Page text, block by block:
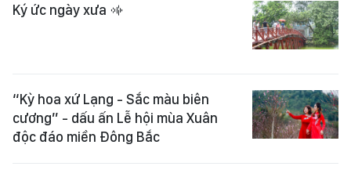
Ký ức ngày xưa
“Kỳ hoa xứ Lạng - Sắc màu biên
cương” - dấu ấn Lễ hội mùa Xuân
độc đáo miền Đông Bắc